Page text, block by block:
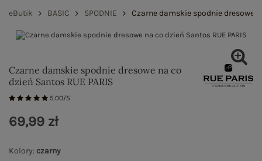
eButik BASIC SPODNIE Czarne damskie spodnie dresowe
Czarne damskie spodnie dresowe na co
dzień Santos RUE PARIS
5.00/5
Kolory: czarny
69,99 zł